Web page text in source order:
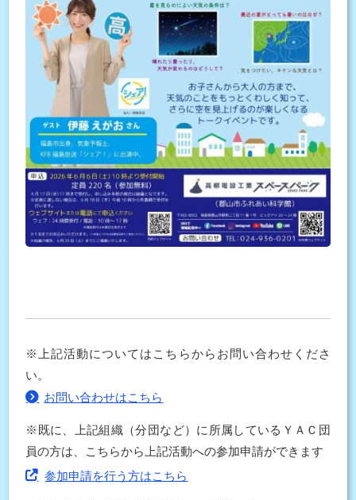
※上記活動についてはこちらからお問い合わせくださ
い。
お問い合わせはこちら
※既に、上記組織（分団など）に所属しているＹＡＣ団
員の方は、こちらから上記活動への参加申請ができます
参加申請を行う方はこちら